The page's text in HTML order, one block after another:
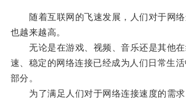
随着互联网的飞速发展，人们对于网络
也越来越高。
无论是在游戏、视频、音乐还是其他在
速、稳定的网络连接已经成为人们日常生
部分。
为了满足人们对于网络连接速度的需求